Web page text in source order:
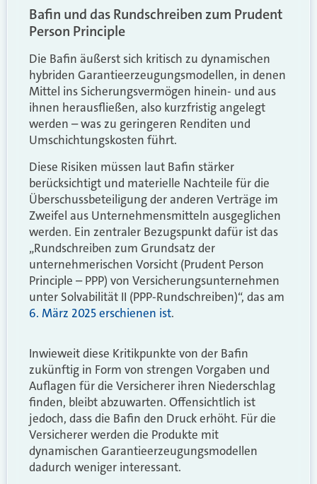
Bafin und das Rundschreiben zum Prudent
Person Principle
Die Bafin äußerst sich kritisch zu dynamischen
hybriden Garantieerzeugungsmodellen, in denen
Mittel ins Sicherungsvermögen hinein- und aus
ihnen herausfließen, also kurzfristig angelegt
werden – was zu geringeren Renditen und
Umschichtungskosten führt.
Diese Risiken müssen laut Bafin stärker
berücksichtigt und materielle Nachteile für die
Überschussbeteiligung der anderen Verträge im
Zweifel aus Unternehmensmitteln ausgeglichen
werden. Ein zentraler Bezugspunkt dafür ist das
„Rundschreiben zum Grundsatz der
unternehmerischen Vorsicht (Prudent Person
Principle – PPP) von Versicherungsunternehmen
unter Solvabilität II (PPP-Rundschreiben)“, das am
6. März 2025 erschienen ist.
Inwieweit diese Kritikpunkte von der Bafin
zukünftig in Form von strengen Vorgaben und
Auflagen für die Versicherer ihren Niederschlag
finden, bleibt abzuwarten. Offensichtlich ist
jedoch, dass die Bafin den Druck erhöht. Für die
Versicherer werden die Produkte mit
dynamischen Garantieerzeugungsmodellen
dadurch weniger interessant.